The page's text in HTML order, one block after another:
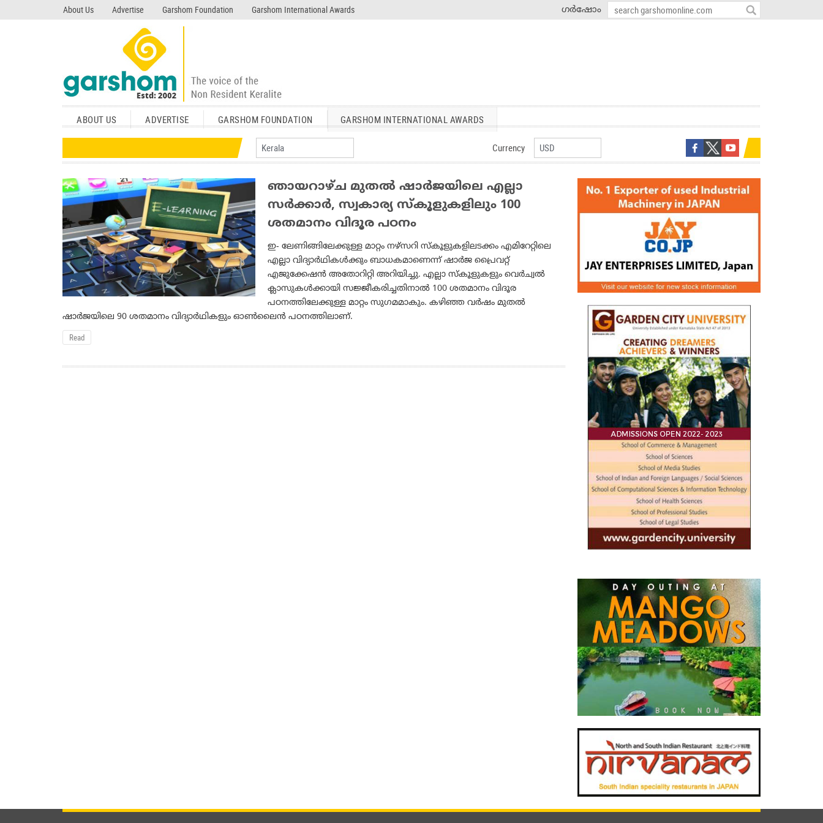
About Us Advertise Garshom Foundation Garshom International Awards ഗർഷോം
garshom.com
ABOUT US ADVERTISE GARSHOM FOUNDATION GARSHOM INTERNATIONAL AWARDS
Currency
ഞായറാഴ്ച മുതല്‍ ഷാര്‍ജയിലെ എല്ലാ
സര്‍ക്കാര്‍, സ്വകാര്യ സ്‌കൂളുകളിലും 100
ശതമാനം വിദൂര പഠനം
ഇ- ലേണിങ്ങിലേക്കുള്ള മാറ്റം നഴ്‌സറി സ്‌കൂളുകളിലടക്കം എമിറേറ്റിലെ
എല്ലാ വിദ്യാര്‍ഥികള്‍ക്കും ബാധകമാണെന്ന് ഷാര്‍ജ പ്രൈവറ്റ്
എജുക്കേഷന്‍ അതോറിറ്റി അറിയിച്ചു. എല്ലാ സ്‌കൂളുകളും വെര്‍ച്വല്‍
ക്ലാസുകള്‍ക്കായി സജ്ജീകരിച്ചതിനാല്‍ 100 ശതമാനം വിദൂര
പഠനത്തിലേക്കുള്ള മാറ്റം സുഗമമാകും. കഴിഞ്ഞ വര്‍ഷം മുതല്‍
ഷാര്‍ജയിലെ 90 ശതമാനം വിദ്യാര്‍ഥികളും ഓണ്‍ലൈന്‍ പഠനത്തിലാണ്.
Read